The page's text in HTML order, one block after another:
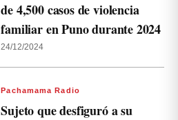
de 4,500 casos de violencia
familiar en Puno durante 2024
24/12/2024
Pachamama Radio
Sujeto que desfiguró a su